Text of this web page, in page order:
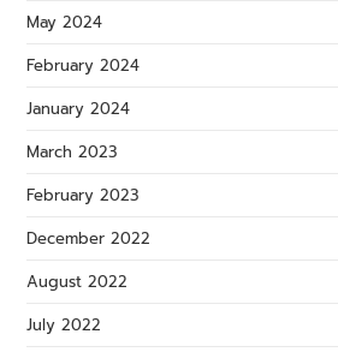
May 2024
February 2024
January 2024
March 2023
February 2023
December 2022
August 2022
July 2022